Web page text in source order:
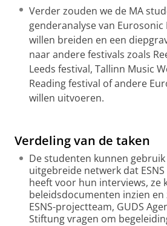
Verder zouden we de MA
genderanalyse van
willen breiden en een
naar andere festivals zoals
Leeds festival, Tallinn Music
Reading festival of andere
willen uitvoeren.
Verdeling van de taken
De studenten kunnen
uitgebreide netwerk dat
heeft voor hun interviews, ze
beleidsdocumenten inzien
ESNS-projectteam, GUDS
Stiftung vragen om